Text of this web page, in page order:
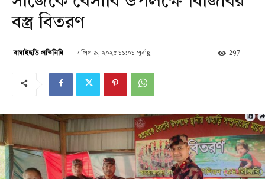
বস্ত্র বিতরণ
বাঘাইছড়ি প্রতিনিধি এপ্রিল ৯, ২০২৫ ১১:০১ পূর্বাহ্ণ 297